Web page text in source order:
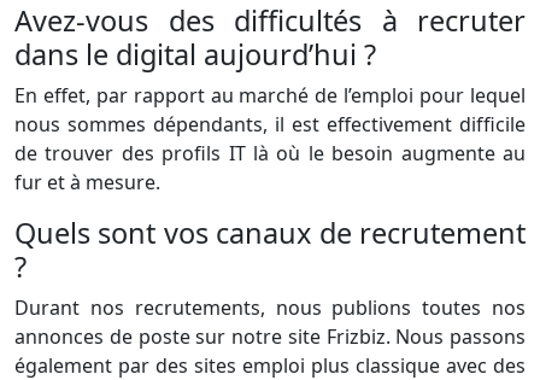
Avez-vous des difﬁcultés à recruter
dans le digital aujourd’hui ?
En effet, par rapport au marché de l’emploi pour lequel
nous sommes dépendants, il est effectivement difﬁcile
de trouver des proﬁls IT là où le besoin augmente au
fur et à mesure.
Quels sont vos canaux de recrutement
?
Durant nos recrutements, nous publions toutes nos
annonces de poste sur notre site Frizbiz. Nous passons
également par des sites emploi plus classique avec des